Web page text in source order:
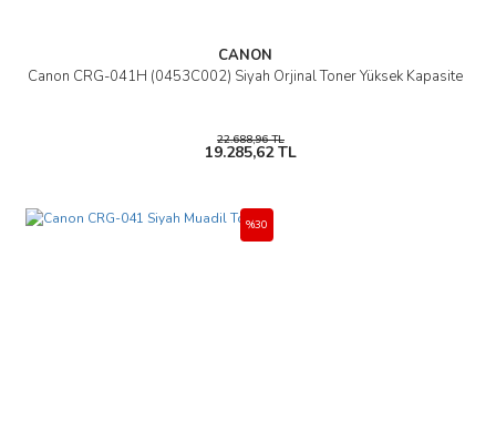
CANON
Canon CRG-041H (0453C002) Siyah Orjinal Toner Yüksek Kapasite
22.688,96 TL
19.285,62 TL
%30